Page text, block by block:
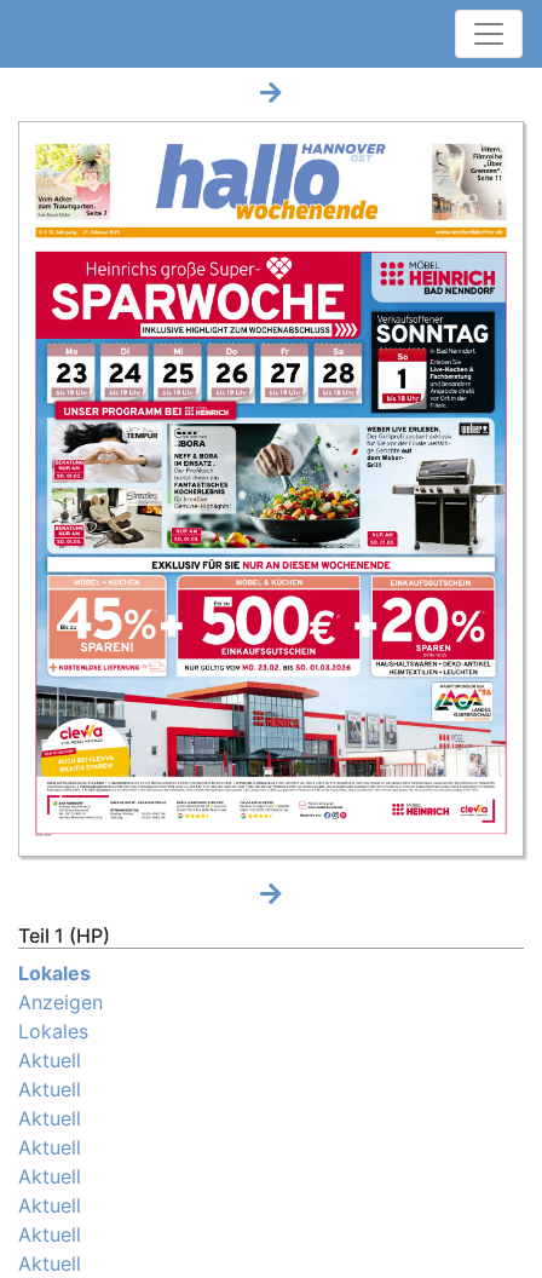
Teil 1 (HP)
Lokales
Anzeigen
Lokales
Aktuell
Aktuell
Aktuell
Aktuell
Aktuell
Aktuell
Aktuell
Aktuell